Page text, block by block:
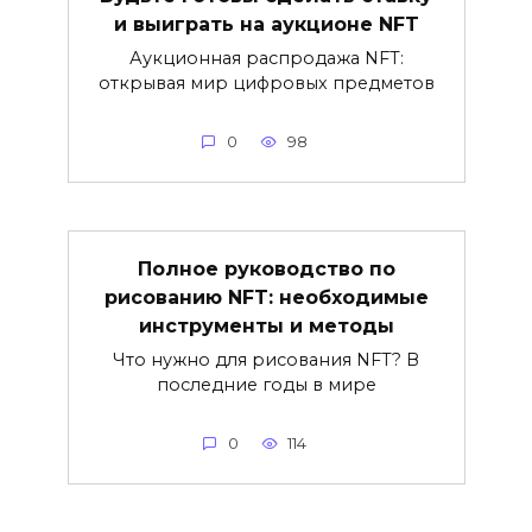
и выиграть на аукционе NFT
Аукционная распродажа NFT:
открывая мир цифровых предметов
0 98
Полное руководство по
рисованию NFT: необходимые
инструменты и методы
Что нужно для рисования NFT? В
последние годы в мире
0 114